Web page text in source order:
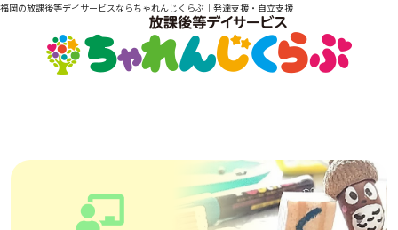
福岡の放課後等デイサービスならちゃれんじくらぶ｜発達支援・自立支援